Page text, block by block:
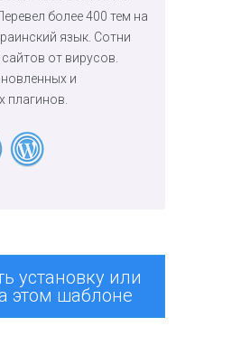
более 400 тем на
язык. Сотни
от вирусов.
и
плагинов.
установку или
этом шаблоне